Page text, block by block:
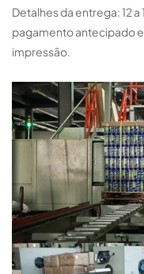
Detalhes da entrega: 12
pagamento antecipado
impressão.